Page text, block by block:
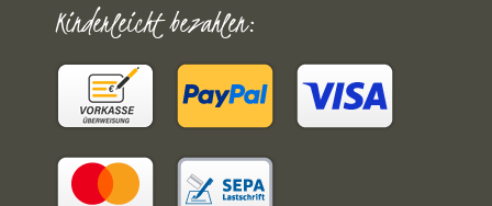
Kinderleicht bezahlen: